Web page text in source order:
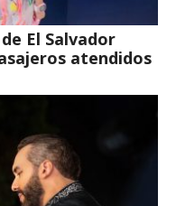
El Salvador
atendidos